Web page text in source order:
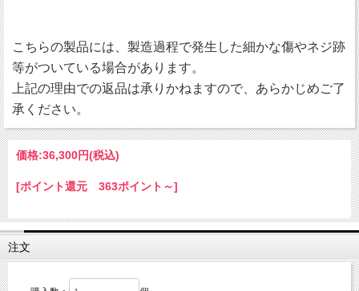
こちらの製品には、製造過程で発生した細かな傷やネジ跡
等がついている場合があります。
上記の理由での返品は承りかねますので、あらかじめご了
承ください。
価格:36,300円(税込)
[ポイント還元 363ポイント～]
注文